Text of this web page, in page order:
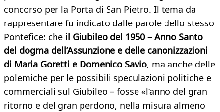
concorso per la Porta di San Pietro. Il tema da
rappresentare fu indicato dalle parole dello stesso
Pontefice: che il Giubileo del 1950 – Anno Santo
del dogma dell’Assunzione e delle canonizzazioni
di Maria Goretti e Domenico Savio, ma anche delle
polemiche per le possibili speculazioni politiche e
commerciali sul Giubileo – fosse «l’anno del gran
ritorno e del gran perdono, nella misura almeno